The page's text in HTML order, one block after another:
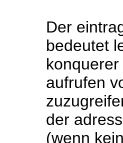
Der
bedeutet
aufrufen
der
(wenn